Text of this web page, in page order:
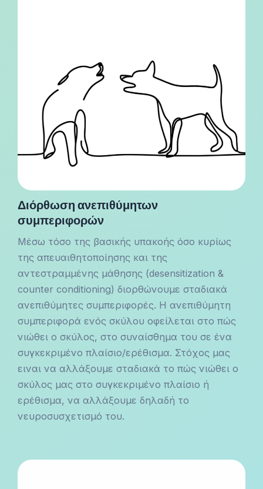
Διόρθωση ανεπιθύμητων
συμπεριφορών
Μέσω τόσο της βασικής υπακοής όσο κυρίως
της απευαιθητοποίησης και της
αντεστραμμένης μάθησης (desensitization &
counter conditioning) διορθώνουμε σταδιακά
ανεπιθύμητες συμπεριφορές. Η ανεπιθύμητη
συμπεριφορά ενός σκύλου οφείλεται στο πώς
νιώθει ο σκύλος, στο συναίσθημα του σε ένα
συγκεκριμένο πλαίσιο/ερέθισμα. Στόχος μας
ειναι να αλλάξουμε σταδιακά το πώς νιώθει ο
σκύλος μας στο συγκεκριμένο πλαίσιο ή
ερέθισμα, να αλλάξουμε δηλαδή το
νευροσυσχετισμό του.